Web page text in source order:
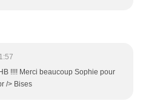
!!!! Merci beaucoup Sophie pour
/> Bises